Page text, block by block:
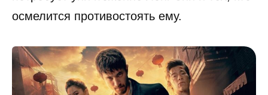
осмелится противостоять ему.